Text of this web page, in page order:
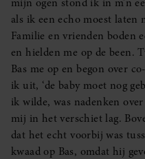
als ik een echo moest laten
Familie en vrienden boden
en hielden me op de been.
Bas me op en begon over
ik uit, ‘de baby moet nog
ik wilde, was nadenken
mij in het verschiet lag.
dat het echt voorbij was
kwaad op Bas, omdat hij